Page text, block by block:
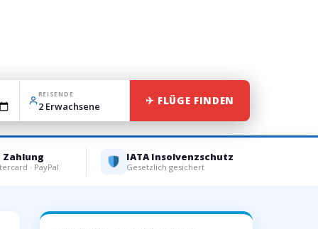
REISENDE
✈ FLÜGE FINDEN
Zahlung
· PayPal
IATA Insolvenzschutz
Gesetzlich gesichert